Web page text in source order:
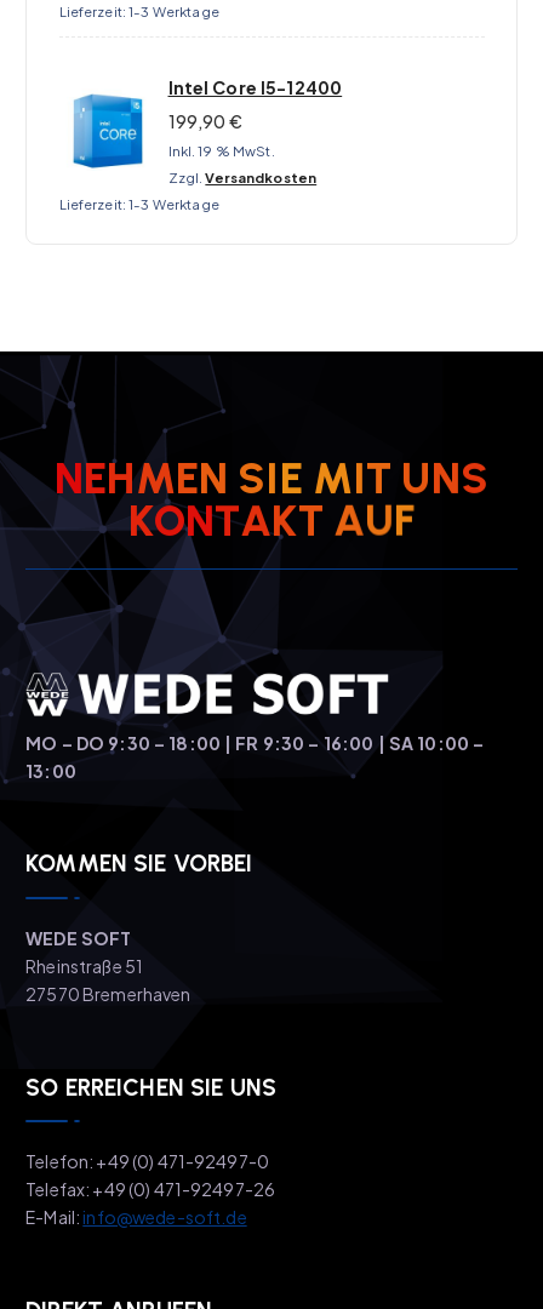
Lieferzeit:1-3 Werktage
Intel Core I5-12400
199,90 €
Inkl. 19 % MwSt.
Zzgl.Versandkosten
Lieferzeit:1-3 Werktage
NEHMEN SIE MIT UNS
KONTAKT AUF
MO – DO 9:30 – 18:00 | FR 9:30 – 16:00 | SA 10:00 –
13:00
KOMMEN SIE VORBEI
WEDE SOFT
Rheinstraße 51
27570 Bremerhaven
SO ERREICHEN SIE UNS
Telefon: +49 (0) 471-92497-0
Telefax: +49 (0) 471-92497-26
E-Mail: info@wede-soft.de